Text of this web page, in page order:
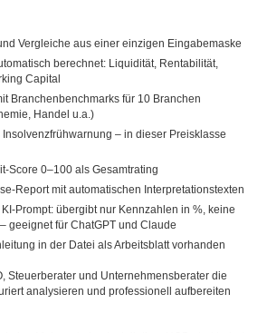
Vergleiche aus einer einzigen Eingabemaske
berechnet: Liquidität, Rentabilität,
Capital
Branchenbenchmarks für 10 Branchen
Handel u.a.)
– in dieser Preisklasse
Score 0–100 als Gesamtrating
Report mit automatischen Interpretationstexten
Prompt: übergibt nur Kennzahlen in %, keine
geeignet für ChatGPT und Claude
in der Datei als Arbeitsblatt vorhanden
Steuerberater und Unternehmensberater die
analysieren und professionell aufbereiten